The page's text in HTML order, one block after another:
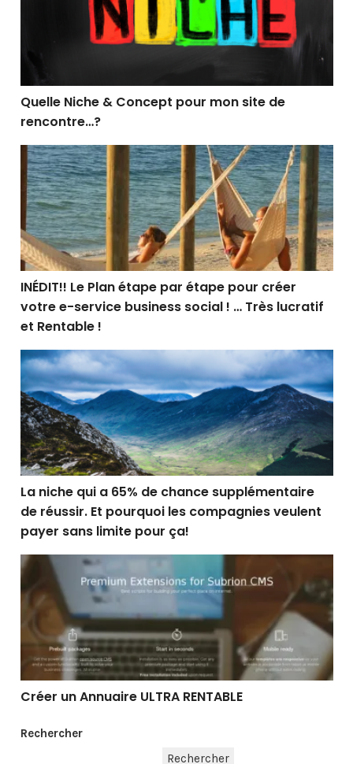
Quelle Niche & Concept pour mon site de
rencontre…?
INÉDIT!! Le Plan étape par étape pour créer votre e-
INÉDIT!! Le Plan étape par étape pour créer
votre e-service business social ! … Très lucratif
et Rentable !
La niche qui a 65% de chance supplémentaire de
La niche qui a 65% de chance supplémentaire
de réussir. Et pourquoi les compagnies veulent
payer sans limite pour ça!
Créer un Annuaire ULTRA RENTABLE
Créer un Annuaire ULTRA RENTABLE
Rechercher
Rechercher